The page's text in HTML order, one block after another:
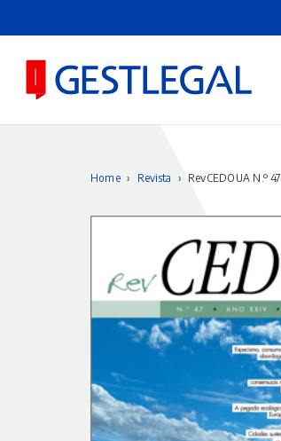
Home › Revista › RevCEDOUA N.º 47